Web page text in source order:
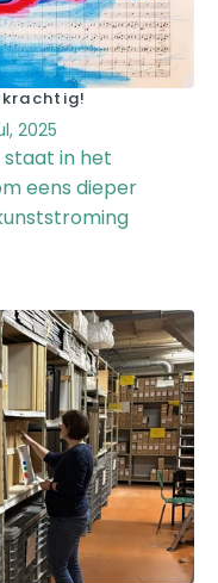
2025
staat in het
eens dieper